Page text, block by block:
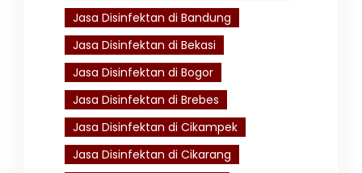
Jasa Disinfektan di Bandung
Jasa Disinfektan di Bekasi
Jasa Disinfektan di Bogor
Jasa Disinfektan di Brebes
Jasa Disinfektan di Cikampek
Jasa Disinfektan di Cikarang